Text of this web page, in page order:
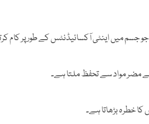
جو جسم میں اینٹی آکسائیڈنٹس کے طور پر کام
مضر مواد سے تحفظ ملتا ہے۔
خطرہ بڑھاتا ہے۔